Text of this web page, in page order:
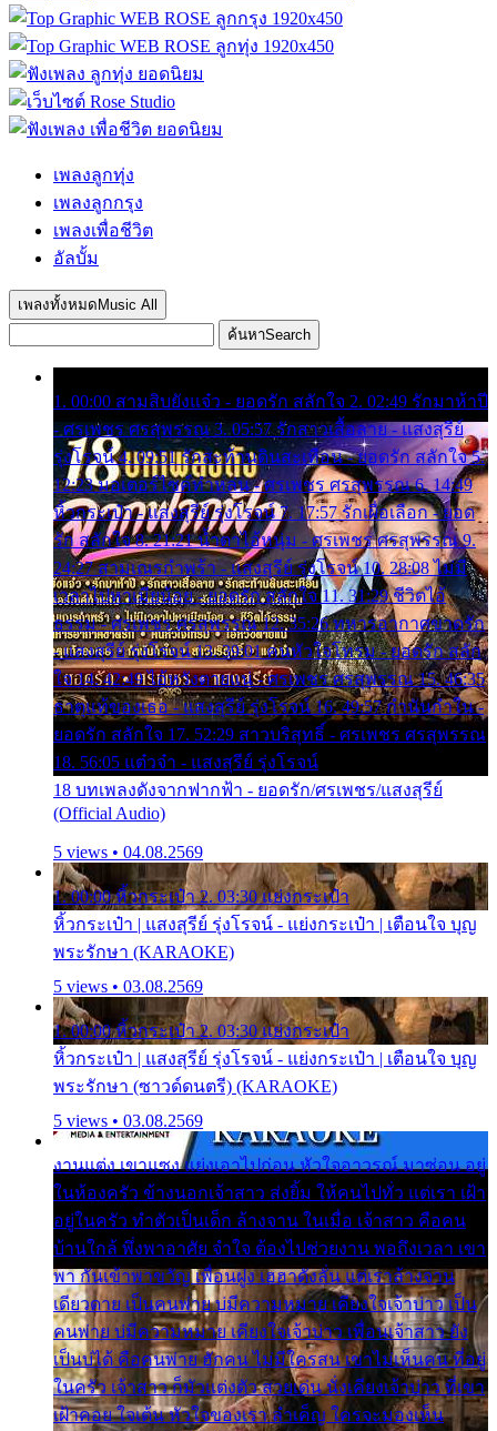
เพลงลูกทุ่ง
เพลงลูกกรุง
เพลงเพื่อชีวิต
อัลบั้ม
เพลงทั้งหมด Music All
ค้นหาSearch
1. 00:00 สามสิบยังแจ๋ว - ยอดรัก สลักใจ 2. 02:49 รักมาห้าปี
- ศรเพชร ศรสุพรรณ 3. 05:57 รักสาวเสื้อลาย - แสงสุรีย์
รุ่งโรจน์ 4. 09:51 รักสะท้านดินสะเทือน - ยอดรัก สลักใจ 5.
12:23 มอเตอร์ไซค์ทำหล่น - ศรเพชร ศรสุพรรณ 6. 14:49
หิ้วกระเป๋า - แสงสุรีย์ รุ่งโรจน์ 7. 17:57 รักเผื่อเลือก - ยอด
รัก สลักใจ 8. 21:21 น้ำตาไอ้หนุ่ม - ศรเพชร ศรสุพรรณ 9.
24:27 สามเณรกำพร้า - แสงสุรีย์ รุ่งโรจน์ 10. 28:08 ไม่มี
เวลาไปหาเมียน้อย - ยอดรัก สลักใจ 11. 31:29 ชีวิตไอ้
ธรรม - ศรเพชร ศรสุพรรณ 12. 35:26 ทหารอากาศขาดรัก
- แสงสุรีย์ รุ่งโรจน์ 13. 39:01 คนหัวใจโทรม - ยอดรัก สลัก
ใจ 14. 42:49 ไอ้หวังตายแน่ - ศรเพชร ศรสุพรรณ 15. 46:35
ธาตุแท้ของเธอ - แสงสุรีย์ รุ่งโรจน์ 16. 49:57 กำนันกำใน -
ยอดรัก สลักใจ 17. 52:29 สาวบริสุทธิ์ - ศรเพชร ศรสุพรรณ
18. 56:05 แต๋วจ๋า - แสงสุรีย์ รุ่งโรจน์
18 บทเพลงดังจากฟากฟ้า - ยอดรัก/ศรเพชร/แสงสุรีย์
(Official Audio)
5 views • 04.08.2569
1. 00:00 หิ้วกระเป๋า 2. 03:30 แย่งกระเป๋า
หิ้วกระเป๋า | แสงสุรีย์ รุ่งโรจน์ - แย่งกระเป๋า | เตือนใจ บุญ
พระรักษา (KARAOKE)
5 views • 03.08.2569
1. 00:00 หิ้วกระเป๋า 2. 03:30 แย่งกระเป๋า
หิ้วกระเป๋า | แสงสุรีย์ รุ่งโรจน์ - แย่งกระเป๋า | เตือนใจ บุญ
พระรักษา (ซาวด์ดนตรี) (KARAOKE)
5 views • 03.08.2569
งานแต่ง เขาแซง แย่งเอาไปก่อน หัวใจอาวรณ์ มาซ่อน อยู่
ในห้องครัว ข้างนอกเจ้าสาว ส่งยิ้ม ให้คนไปทั่ว แต่เรา เฝ้า
อยู่ในครัว ทำตัวเป็นเด็ก ล้างจาน ในเมื่อ เจ้าสาว คือคน
บ้านใกล้ พึ่งพาอาศัย จำใจ ต้องไปช่วยงาน พอถึงเวลา เขา
พา กันเข้าพาขวัญ เพื่อนฝูง เฮฮาดังลั่น แต่เราล้างจาน
เดียวดาย เป็นคนพ่าย บ่มีความหมาย เคียงใจเจ้าบ่าว เป็น
คนพ่าย บ่มีความหมาย เคียงใจเจ้าบ่าว เพื่อนเจ้าสาว ยัง
เป็นบ่ได้ คือคนพ่าย ฮักคน ไม่มีใครสน เขาไม่เห็นคน ที่อยู่
ในครัว เจ้าสาว ก็มัวแต่งตัว สวยเด่น นั่งเคียงเจ้าบ่าว ที่เขา
เฝ้าคอย ใจเต้น หัวใจของเรา ลำเค็ญ ใครจะมองเห็น